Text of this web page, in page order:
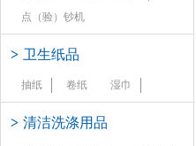
点（验）钞机
> 卫生纸品
抽纸 卷纸 湿巾
> 清洁洗涤用品